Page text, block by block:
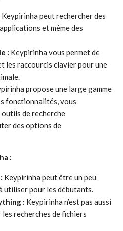
Keypirinha peut rechercher des
et même des
: Keypirinha vous permet de
les raccourcis clavier pour une
propose une large gamme
fonctionnalités, vous
de recherche
des options de
:
Keypirinha peut être un peu
utiliser pour les débutants.
: Keypirinha n’est pas aussi
recherches de fichiers